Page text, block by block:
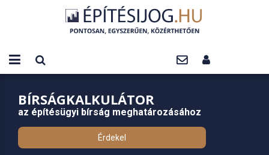
BÍRSÁGKALKULÁTOR
az építésügyi bírság meghatározásához
Érdekel